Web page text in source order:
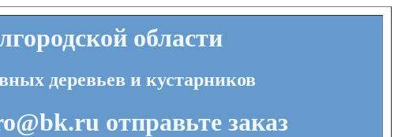
области
деревьев и кустарников
отправьте заказ